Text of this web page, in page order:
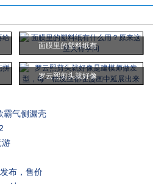
面膜里的塑料纸有
罗云熙剪头就好像
霸气侧漏壳
游
布，售价